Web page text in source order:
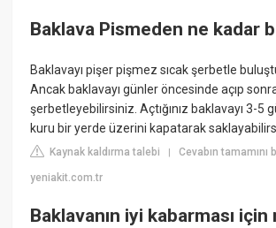
Baklava Pismeden ne kadar
Baklavayı pişer pişmez sıcak şerbetle
Ancak baklavayı günler öncesinde açıp
şerbetleyebilirsiniz. Açtığınız baklavayı 3-5
kuru bir yerde üzerini kapatarak
Kaynak kaldırma talebi |Cevabın tamamını
yeniakit.com.tr
Baklavanın iyi kabarması için